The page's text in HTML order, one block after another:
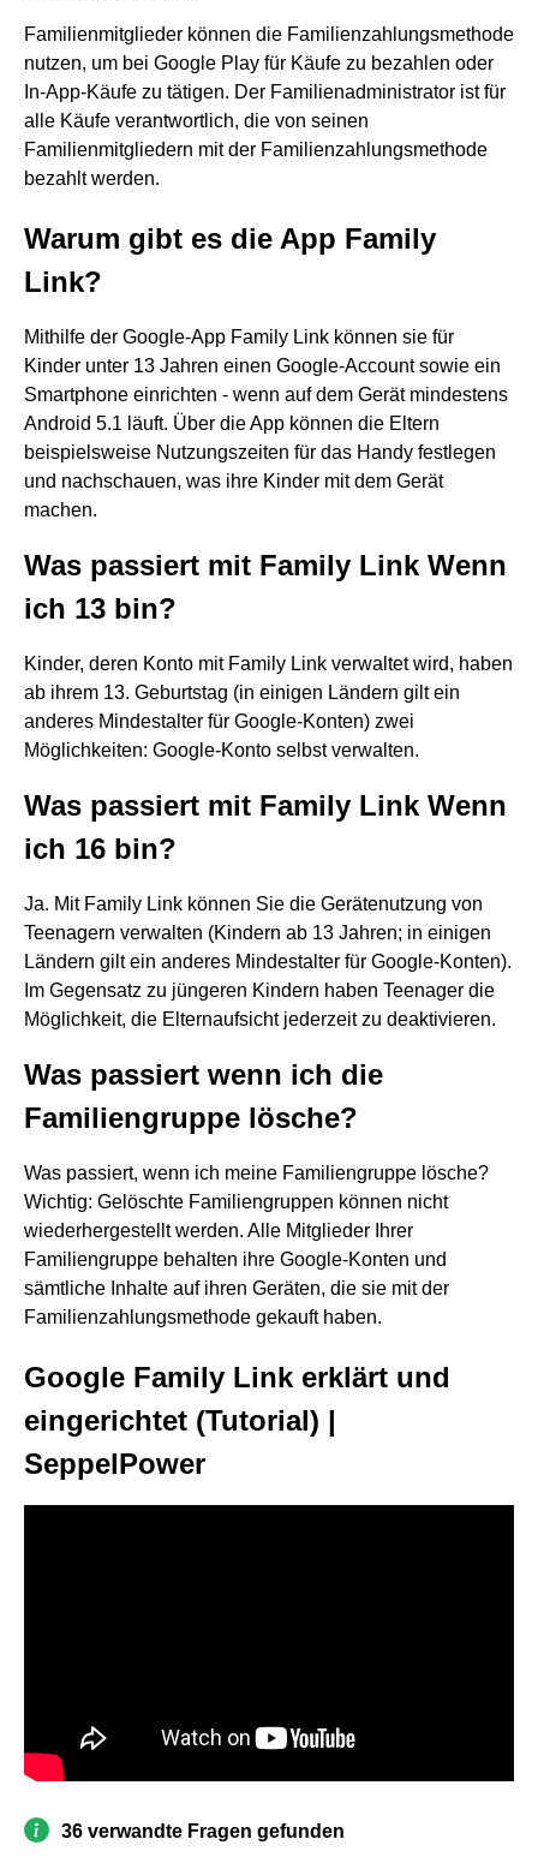
Familienmitglieder können die Familienzahlungsmethode
nutzen, um bei Google Play für Käufe zu bezahlen oder
In-App-Käufe zu tätigen. Der Familienadministrator ist für
alle Käufe verantwortlich, die von seinen
Familienmitgliedern mit der Familienzahlungsmethode
bezahlt werden.
Warum gibt es die App Family
Link?
Mithilfe der Google-App Family Link können sie für
Kinder unter 13 Jahren einen Google-Account sowie ein
Smartphone einrichten - wenn auf dem Gerät mindestens
Android 5.1 läuft. Über die App können die Eltern
beispielsweise Nutzungszeiten für das Handy festlegen
und nachschauen, was ihre Kinder mit dem Gerät
machen.
Was passiert mit Family Link Wenn
ich 13 bin?
Kinder, deren Konto mit Family Link verwaltet wird, haben
ab ihrem 13. Geburtstag (in einigen Ländern gilt ein
anderes Mindestalter für Google-Konten) zwei
Möglichkeiten: Google-Konto selbst verwalten.
Was passiert mit Family Link Wenn
ich 16 bin?
Ja. Mit Family Link können Sie die Gerätenutzung von
Teenagern verwalten (Kindern ab 13 Jahren; in einigen
Ländern gilt ein anderes Mindestalter für Google-Konten).
Im Gegensatz zu jüngeren Kindern haben Teenager die
Möglichkeit, die Elternaufsicht jederzeit zu deaktivieren.
Was passiert wenn ich die
Familiengruppe lösche?
Was passiert, wenn ich meine Familiengruppe lösche?
Wichtig: Gelöschte Familiengruppen können nicht
wiederhergestellt werden. Alle Mitglieder Ihrer
Familiengruppe behalten ihre Google-Konten und
sämtliche Inhalte auf ihren Geräten, die sie mit der
Familienzahlungsmethode gekauft haben.
Google Family Link erklärt und
eingerichtet (Tutorial) |
SeppelPower
36 verwandte Fragen gefunden